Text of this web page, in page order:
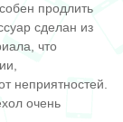
продлить
сделан из
что
неприятностей.
очень